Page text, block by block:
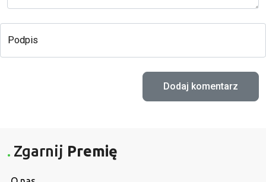
Podpis
Zgarnij Premię